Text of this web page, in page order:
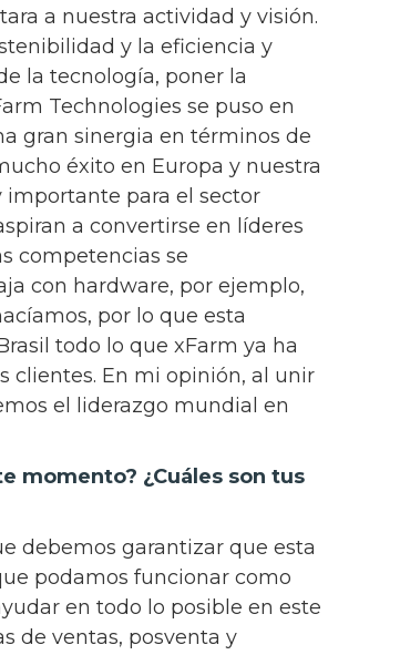
a nuestra actividad y visión.
y la eficiencia y
la tecnología, poner la
Technologies se puso en
gran sinergia en términos de
éxito en Europa y nuestra
importante para el sector
a convertirse en líderes
competencias se
con hardware, por ejemplo,
por lo que esta
todo lo que xFarm ya ha
clientes. En mi opinión, al unir
el liderazgo mundial en
momento? ¿Cuáles son tus
debemos garantizar que esta
podamos funcionar como
en todo lo posible en este
de ventas, posventa y